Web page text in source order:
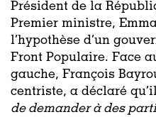
Président de la
Premier ministre,
l’hypothèse d’un
Front Populaire. Face
gauche, François
centriste, a déclaré
de demander à des